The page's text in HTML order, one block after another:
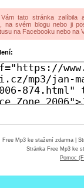
tato stránka zalíbila
na svém blogu nebo ji
na Facebooku nebo na
Free Mp3 ke stažení zdarma|
Stránka Free Mp3 ke
Pomoc